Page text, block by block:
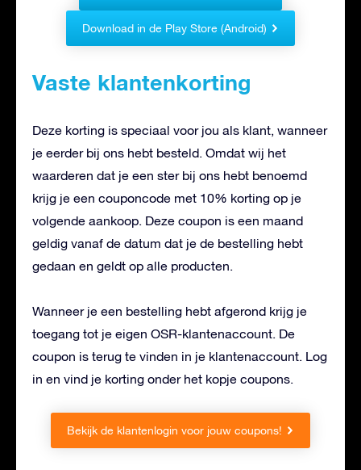
Download in de Play Store (Android)
Vaste klantenkorting
Deze korting is speciaal voor jou als klant, wanneer
je eerder bij ons hebt besteld. Omdat wij het
waarderen dat je een ster bij ons hebt benoemd
krijg je een couponcode met 10% korting op je
volgende aankoop. Deze coupon is een maand
geldig vanaf de datum dat je de bestelling hebt
gedaan en geldt op alle producten.
Wanneer je een bestelling hebt afgerond krijg je
toegang tot je eigen OSR-klantenaccount. De
coupon is terug te vinden in je klantenaccount. Log
in en vind je korting onder het kopje coupons.
Bekijk de klantenlogin voor jouw coupons!